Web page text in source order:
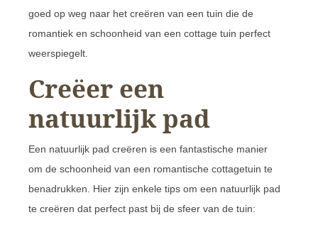
goed op weg naar het creëren van een tuin die de
romantiek en schoonheid van een cottage tuin perfect
weerspiegelt.
Creëer een
natuurlijk pad
Een natuurlijk pad creëren is een fantastische manier
om de schoonheid van een romantische cottagetuin te
benadrukken. Hier zijn enkele tips om een natuurlijk pad
te creëren dat perfect past bij de sfeer van de tuin: